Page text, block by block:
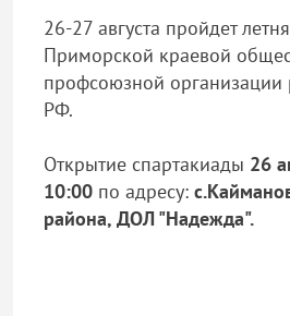
26-27 августа пройдет
Приморской краевой
профсоюзной организации
РФ.
Открытие спартакиады 26
10:00 по адресу:
района, ДОЛ "Надежда".